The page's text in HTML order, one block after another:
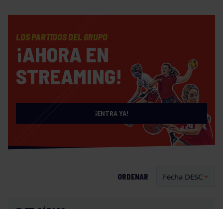
LOS PARTIDOS DEL GRUPO
¡AHORA EN
STREAMING!
¡ENTRA YA!
ORDENAR